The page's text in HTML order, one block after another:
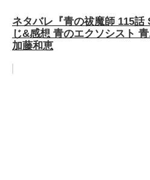
ネタバレ『青の祓魔師 115
じ&感想 青のエクソシスト
加藤和恵